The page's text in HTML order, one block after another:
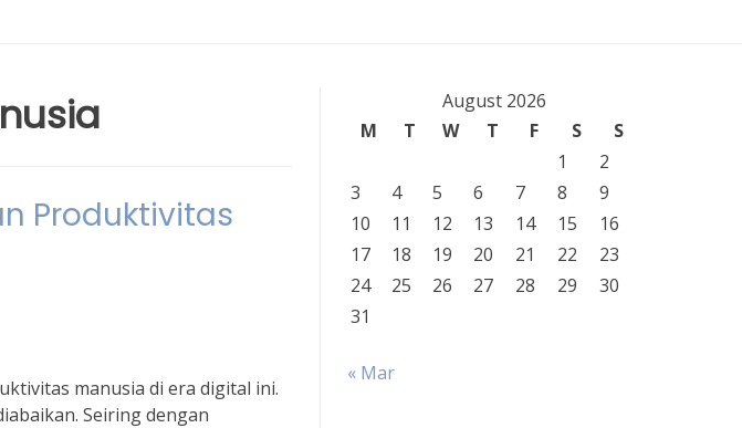
Produktivitas
manusia di era digital ini.
Seiring dengan
August 2026
M
T W T F S
S
1
2
3
4 5 6 7 8
9
10
11 12 13 14 15
16
17
18 19 20 21 22
23
24
25 26 27 28 29
30
31
« Mar